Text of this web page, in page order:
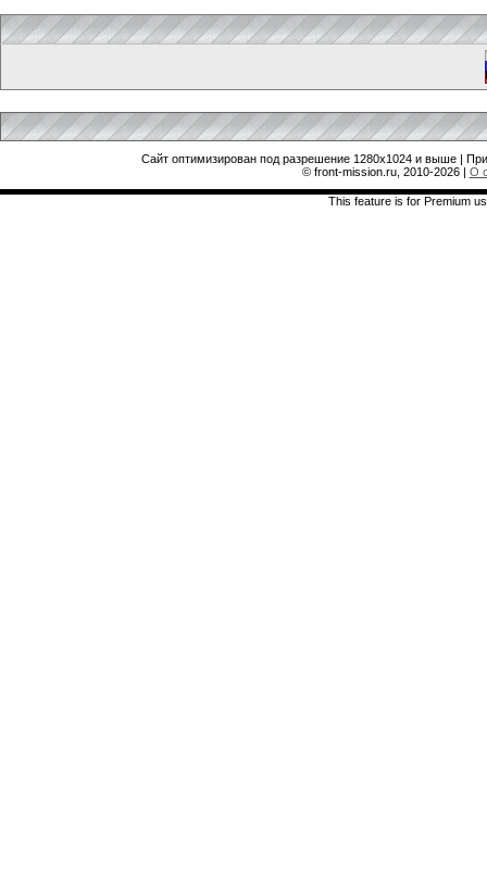
Сайт оптимизирован под разрешение 1280x1024 и выше |
© front-mission.ru, 2010-2026| О
This feature is for Premium